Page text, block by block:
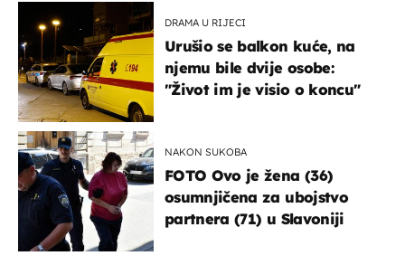
DRAMA U RIJECI
Urušio se balkon kuće, na
njemu bile dvije osobe:
"Život im je visio o koncu"
NAKON SUKOBA
FOTO Ovo je žena (36)
osumnjičena za ubojstvo
partnera (71) u Slavoniji